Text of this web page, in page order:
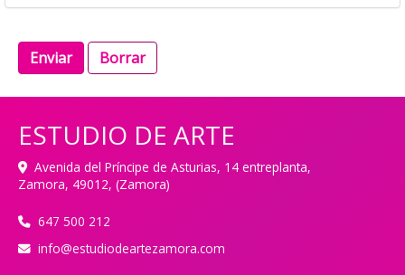
Enviar Borrar
ESTUDIO DE ARTE
Avenida del Príncipe de Asturias, 14 entreplanta,
Zamora, 49012, (Zamora)
647 500 212
info
estudiodeartezamora.com